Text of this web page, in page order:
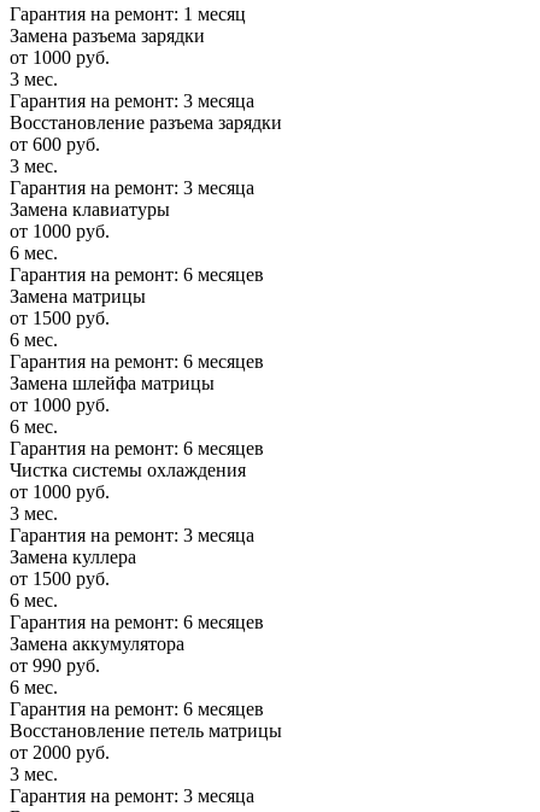
Гарантия на ремонт: 1 месяц
Замена разъема зарядки
от 1000 руб.
3 мес.
Гарантия на ремонт: 3 месяца
Восстановление разъема зарядки
от 600 руб.
3 мес.
Гарантия на ремонт: 3 месяца
Замена клавиатуры
от 1000 руб.
6 мес.
Гарантия на ремонт: 6 месяцев
Замена матрицы
от 1500 руб.
6 мес.
Гарантия на ремонт: 6 месяцев
Замена шлейфа матрицы
от 1000 руб.
6 мес.
Гарантия на ремонт: 6 месяцев
Чистка системы охлаждения
от 1000 руб.
3 мес.
Гарантия на ремонт: 3 месяца
Замена куллера
от 1500 руб.
6 мес.
Гарантия на ремонт: 6 месяцев
Замена аккумулятора
от 990 руб.
6 мес.
Гарантия на ремонт: 6 месяцев
Восстановление петель матрицы
от 2000 руб.
3 мес.
Гарантия на ремонт: 3 месяца